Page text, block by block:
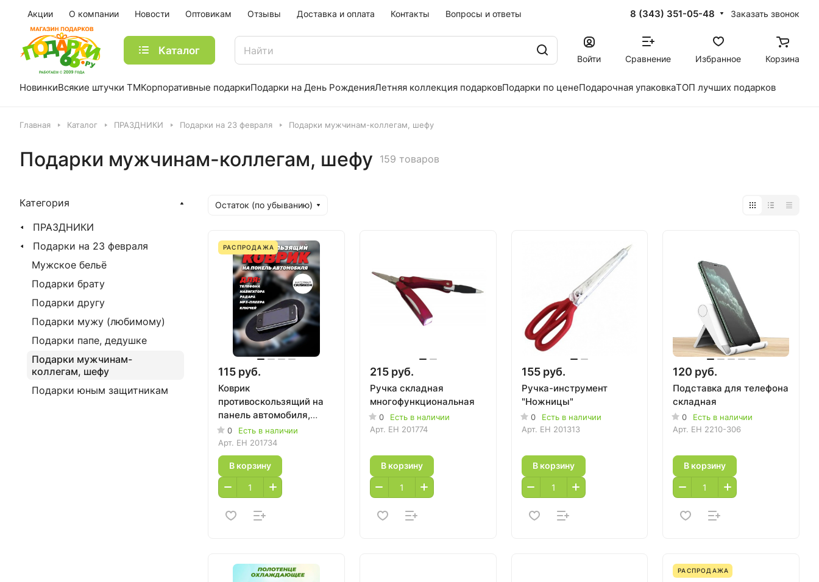
Акции О компании Новости Оптовикам Отзывы Доставка и оплата Контакты Вопросы и ответы 8 (343) 351-05-48 Заказать звонок
Каталог
Войти Сравнение Избранное Корзина
НовинкиВсякие штучки ТМКорпоративные подаркиПодарки на День РожденияЛетняя коллекция подарковПодарки по ценеПодарочная упаковкаТОП лучших подарков
Главная Каталог ПРАЗДНИКИ Подарки на 23 февраля Подарки мужчинам-коллегам, шефу
Подарки мужчинам-коллегам, шефу 159 товаров
Остаток (по убыванию)
РАСПРОДАЖА
115 руб.
Коврик
противоскользящий на
панель автомобиля,
12*18 см
0
Есть в наличии
Арт. EH 201734
В корзину
215 руб.
Ручка складная
многофункциональная
0
Есть в наличии
Арт. EH 201774
В корзину
155 руб.
Ручка-инструмент
"Ножницы"
0
Есть в наличии
Арт. EH 201313
В корзину
120 руб.
Подставка для телефона
складная
0
Есть в наличии
Арт. EH 2210-306
В корзину
РАСПРОДАЖА
Категория
ПРАЗДНИКИ
Подарки на 23 февраля
Мужское бельё
Подарки брату
Подарки другу
Подарки мужу (любимому)
Подарки папе, дедушке
Подарки мужчинам-
коллегам, шефу
Подарки юным защитникам